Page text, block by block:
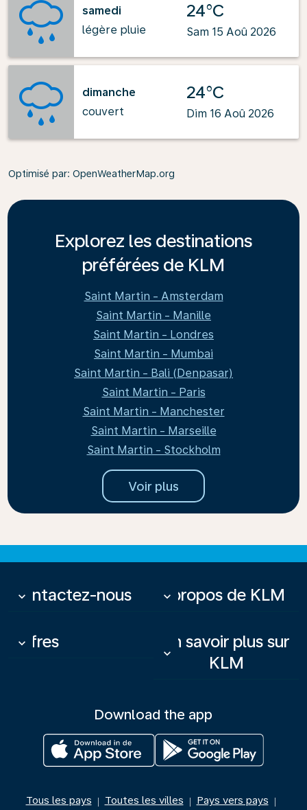
samedi
légère pluie
24°C
Sam 15 Aoû 2026
dimanche
couvert
24°C
Dim 16 Aoû 2026
Optimisé par: OpenWeatherMap.org
Explorez les destinations
préférées de KLM
Saint Martin - Amsterdam
Saint Martin - Manille
Saint Martin - Londres
Saint Martin - Mumbai
Saint Martin - Bali (Denpasar)
Saint Martin - Paris
Saint Martin - Manchester
Saint Martin - Marseille
Saint Martin - Stockholm
Voir plus
Contactez-nous
keyboard_arrow_down À propos de KLM
keyboard_arrow_down
Offres
keyboard_arrow_down
En savoir plus sur
KLM
keyboard_arrow_down
Download the app
Tous les pays | Toutes les villes | Pays vers pays |